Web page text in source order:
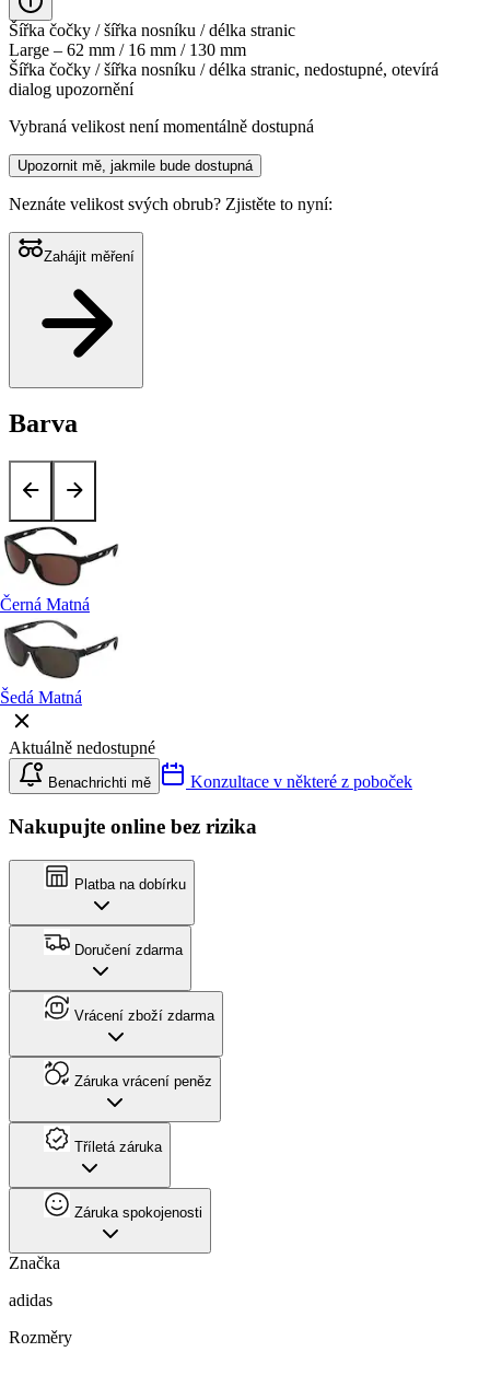
Šířka čočky / šířka nosníku / délka stranic
Large – 62 mm / 16 mm / 130 mm
Šířka čočky / šířka nosníku / délka stranic, nedostupné, otevírá
dialog upozornění
Vybraná velikost není momentálně dostupná
Upozornit mě, jakmile bude dostupná
Neznáte velikost svých obrub? Zjistěte to nyní:
Zahájit měření
Barva
Černá Matná
Šedá Matná
Aktuálně nedostupné
Benachrichti mě Konzultace v některé z poboček
Nakupujte online bez rizika
Platba na dobírku
Doručení zdarma
Vrácení zboží zdarma
Záruka vrácení peněz
Tříletá záruka
Záruka spokojenosti
Značka
adidas
Rozměry